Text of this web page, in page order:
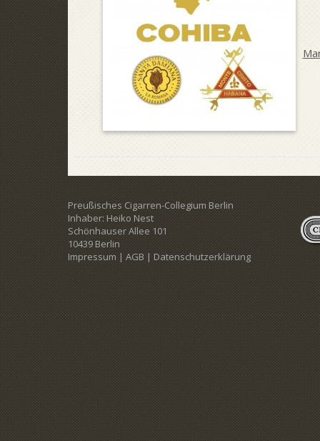
Preußisches Cigarren-Collegium Berlin
Inhaber: Heiko Nest
Schönhauser Allee 101
10439 Berlin
Impressum|AGB|Datenschutzerklärung